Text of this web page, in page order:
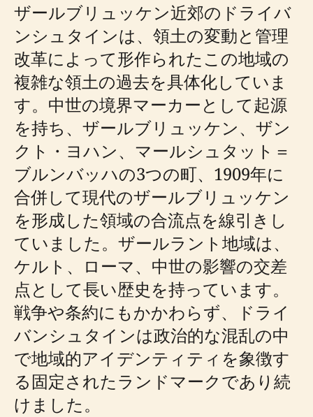
ザールブリュッケン近郊のドライバ
ンシュタインは、領土の変動と管理
改革によって形作られたこの地域の
複雑な領土の過去を具体化していま
す。中世の境界マーカーとして起源
を持ち、ザールブリュッケン、ザン
クト・ヨハン、マールシュタット＝
ブルンバッハの3つの町、1909年に
合併して現代のザールブリュッケン
を形成した領域の合流点を線引きし
ていました。ザールラント地域は、
ケルト、ローマ、中世の影響の交差
点として長い歴史を持っています。
戦争や条約にもかかわらず、ドライ
バンシュタインは政治的な混乱の中
で地域的アイデンティティを象徴す
る固定されたランドマークであり続
けました。